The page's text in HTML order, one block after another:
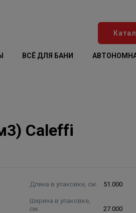
ВСЁ ДЛЯ БАНИ
Caleffi
Длина в упаковке, см. 51.000
Ширина в упаковке,
см.
27.000